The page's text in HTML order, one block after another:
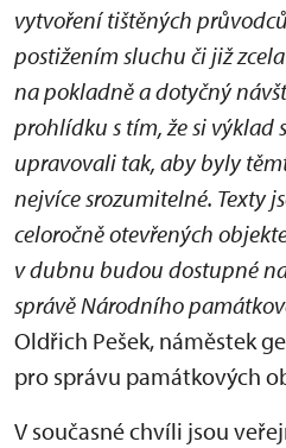
vytvoření tištěných
postižením sluchu či již
na pokladně a dotyčný
prohlídku s tím, že si výklad
upravovali tak, aby byly
nejvíce srozumitelné. Texty
celoročně otevřených
v dubnu budou dostupné
správě Národního
Oldřich Pešek, náměstek
pro správu památkových
V současné chvíli jsou